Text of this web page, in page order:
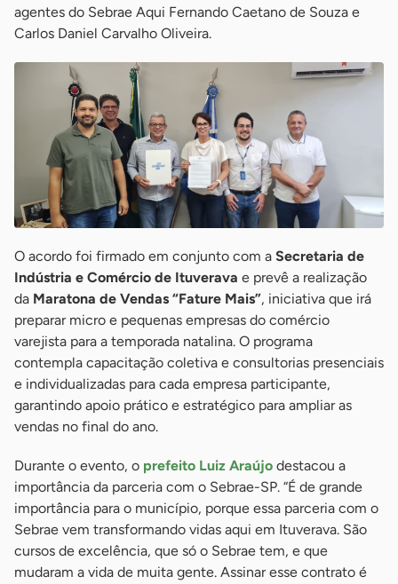
agentes do Sebrae Aqui Fernando Caetano de Souza e
Carlos Daniel Carvalho Oliveira.
O acordo foi firmado em conjunto com a Secretaria de
Indústria e Comércio de Ituverava e prevê a realização
da Maratona de Vendas “Fature Mais”, iniciativa que irá
preparar micro e pequenas empresas do comércio
varejista para a temporada natalina. O programa
contempla capacitação coletiva e consultorias presenciais
e individualizadas para cada empresa participante,
garantindo apoio prático e estratégico para ampliar as
vendas no final do ano.
Durante o evento, o prefeito Luiz Araújo destacou a
importância da parceria com o Sebrae-SP. “É de grande
importância para o município, porque essa parceria com o
Sebrae vem transformando vidas aqui em Ituverava. São
cursos de excelência, que só o Sebrae tem, e que
mudaram a vida de muita gente. Assinar esse contrato é